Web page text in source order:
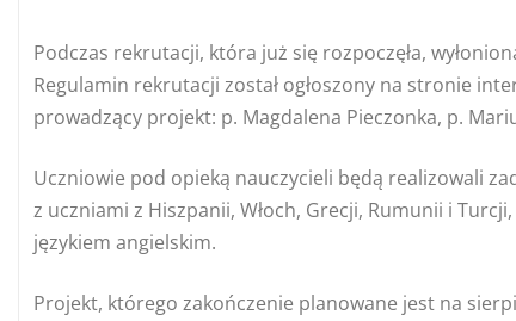
Podczas rekrutacji, która już się rozpoczęła,
Regulamin rekrutacji został ogłoszony na stronie
prowadzący projekt: p. Magdalena Pieczonka, p.
Uczniowie pod opieką nauczycieli będą realizowali
z uczniami z Hiszpanii, Włoch, Grecji, Rumunii i
językiem angielskim.
Projekt, którego zakończenie planowane jest na